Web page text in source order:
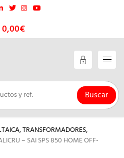
0,00€
Buscar
TRANSFORMADORES,
– SAI SPS 850 HOME OFF-